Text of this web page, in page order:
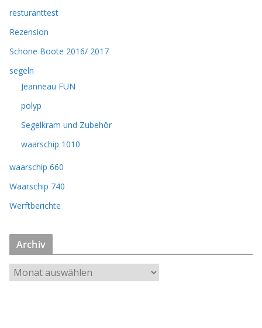
resturanttest
Rezension
Schöne Boote 2016/ 2017
segeln
Jeanneau FUN
polyp
Segelkram und Zubehör
waarschip 1010
waarschip 660
Waarschip 740
Werftberichte
Archiv